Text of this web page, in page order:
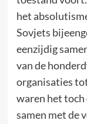
het
Sovjets
eenzijdig
van de
organisaties
waren het
samen met de